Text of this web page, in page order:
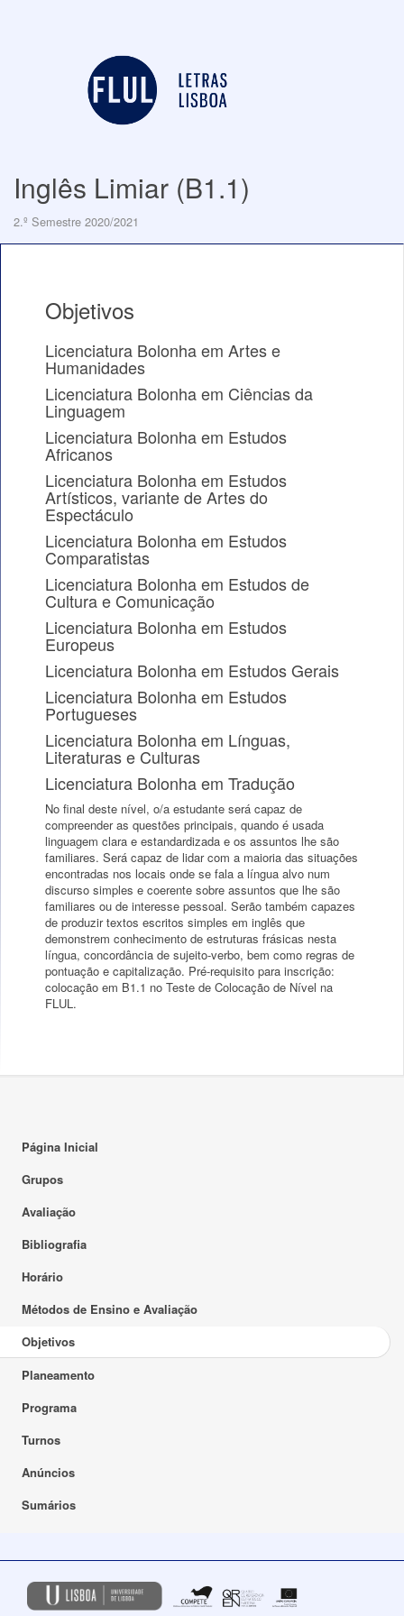
Inglês Limiar (B1.1)
2.º Semestre 2020/2021
Objetivos
Licenciatura Bolonha em Artes e
Humanidades
Licenciatura Bolonha em Ciências da
Linguagem
Licenciatura Bolonha em Estudos
Africanos
Licenciatura Bolonha em Estudos
Artísticos, variante de Artes do
Espectáculo
Licenciatura Bolonha em Estudos
Comparatistas
Licenciatura Bolonha em Estudos de
Cultura e Comunicação
Licenciatura Bolonha em Estudos
Europeus
Licenciatura Bolonha em Estudos Gerais
Licenciatura Bolonha em Estudos
Portugueses
Licenciatura Bolonha em Línguas,
Literaturas e Culturas
Licenciatura Bolonha em Tradução
No final deste nível, o/a estudante será capaz de
compreender as questões principais, quando é usada
linguagem clara e estandardizada e os assuntos lhe são
familiares. Será capaz de lidar com a maioria das situações
encontradas nos locais onde se fala a língua alvo num
discurso simples e coerente sobre assuntos que lhe são
familiares ou de interesse pessoal. Serão também capazes
de produzir textos escritos simples em inglês que
demonstrem conhecimento de estruturas frásicas nesta
língua, concordância de sujeito-verbo, bem como regras de
pontuação e capitalização. Pré-requisito para inscrição:
colocação em B1.1 no Teste de Colocação de Nível na
FLUL.
Página Inicial
Grupos
Avaliação
Bibliografia
Horário
Métodos de Ensino e Avaliação
Objetivos
Planeamento
Programa
Turnos
Anúncios
Sumários